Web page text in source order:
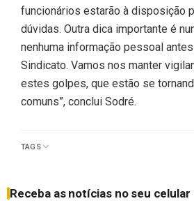
funcionários estarão à disposição
dúvidas. Outra dica importante é
nenhuma informação pessoal
Sindicato. Vamos nos manter
estes golpes, que estão se
comuns”, conclui Sodré.
TAGS
Receba as notícias no seu celular